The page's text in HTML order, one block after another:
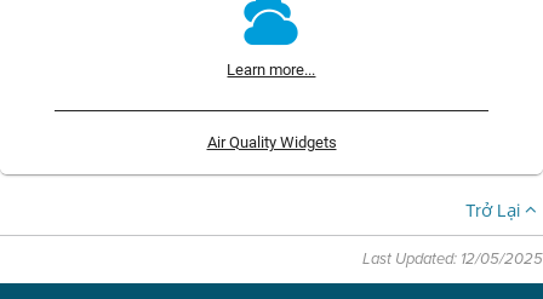
Learn more...
Air Quality Widgets
Trở Lại
Last Updated: 12/05/2025